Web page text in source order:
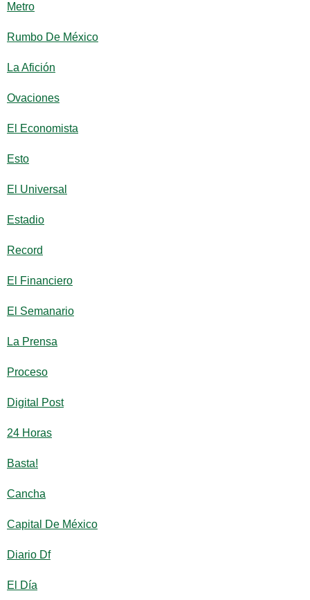
Metro
Rumbo De México
La Afición
Ovaciones
El Economista
Esto
El Universal
Estadio
Record
El Financiero
El Semanario
La Prensa
Proceso
Digital Post
24 Horas
Basta!
Cancha
Capital De México
Diario Df
El Día